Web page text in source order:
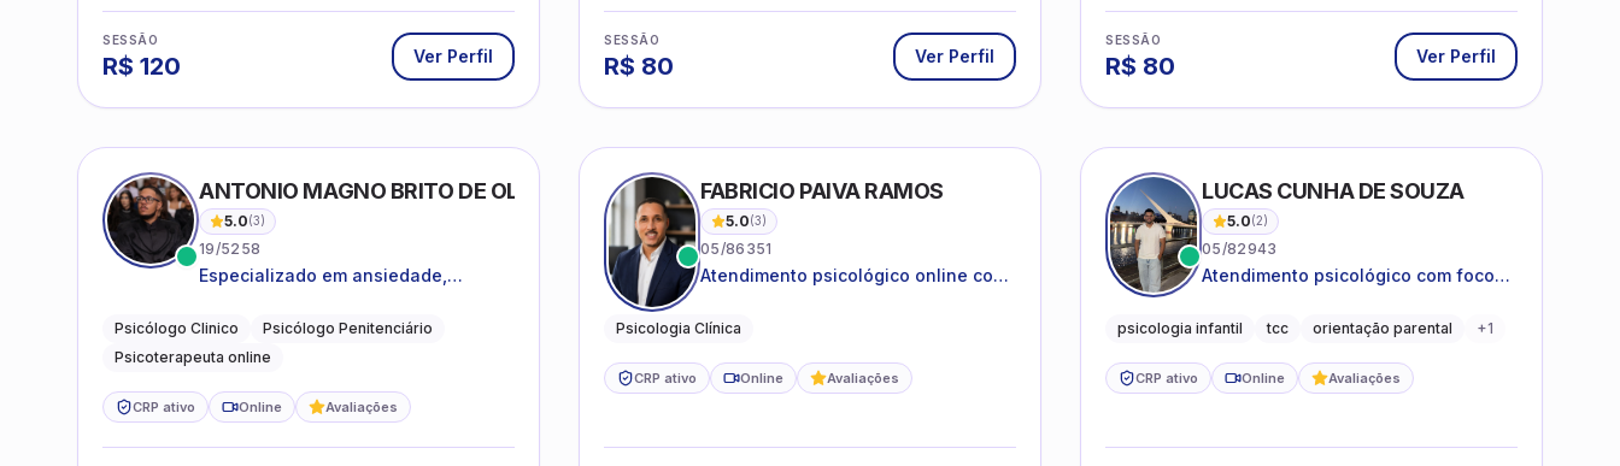
SESSÃO
R$ 120 Ver Perfil
SESSÃO
R$ 80 Ver Perfil
SESSÃO
R$ 80 Ver Perfil
ANTONIO MAGNO BRITO DE OLIVEIRA SILVA
5.0(3)
19/5258
Especializado em ansiedade,
conflitos familiares e questões
comportamentais.
Psicólogo Clinico
Psicólogo Penitenciário
Psicoterapeuta online
CRP ativo Online Avaliações
FABRICIO PAIVA RAMOS
5.0(3)
05/86351
Atendimento psicológico online com
Psicologia Clínica
CRP ativo Online Avaliações
LUCAS CUNHA DE SOUZA
5.0(2)
05/82943
Atendimento psicológico com foco
Comportamental (TCC), promovendo
vida.
psicologia infantil tcc orientação parental +1
CRP ativo Online Avaliações